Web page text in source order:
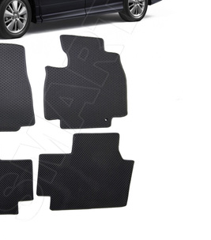
Коврики EVA Smart для Honda
рестайлинг 2006
EVA Smart